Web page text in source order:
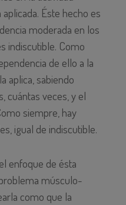
Éste hecho es
moderada en los
indiscutible. Como
de ello a la
aplica, sabiendo
cuántas veces, y el
siempre, hay
igual de indiscutible.
enfoque de ésta
músculo-
como que la